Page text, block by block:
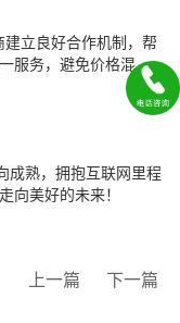
良好合作机制，帮
服务，避免价格混
成熟，拥抱互联网里程
向美好的未来！
上一篇 下一篇